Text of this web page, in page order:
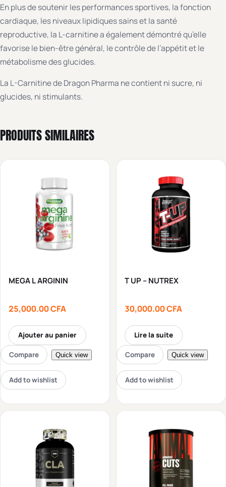
En plus de soutenir les performances sportives, la fonction
cardiaque, les niveaux lipidiques sains et la santé
reproductive, la L-carnitine a également démontré qu’elle
favorise le bien-être général, le contrôle de l’appétit et le
métabolisme des glucides.
La L-Carnitine de Dragon Pharma ne contient ni sucre, ni
glucides, ni stimulants.
PRODUITS SIMILAIRES
MEGA L ARGININ
25,000.00CFA
Ajouter au panier
Compare Quick view
Add to wishlist
T UP – NUTREX
30,000.00CFA
Lire la suite
Compare Quick view
Add to wishlist